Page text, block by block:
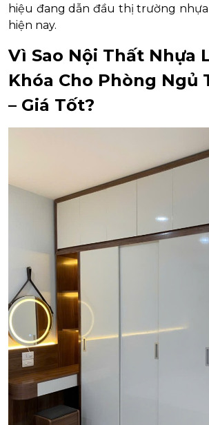
hiệu đang dẫn đầu thị trường
hiện nay.
Vì Sao Nội Thất Nhựa
Khóa Cho Phòng Ngủ
– Giá Tốt?